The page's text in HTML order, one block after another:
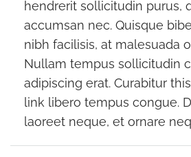
hendrerit sollicitudin purus,
accumsan nec. Quisque
nibh facilisis, at malesuada
Nullam tempus sollicitudin
adipiscing erat. Curabitur
link libero tempus congue.
laoreet neque, et ornare